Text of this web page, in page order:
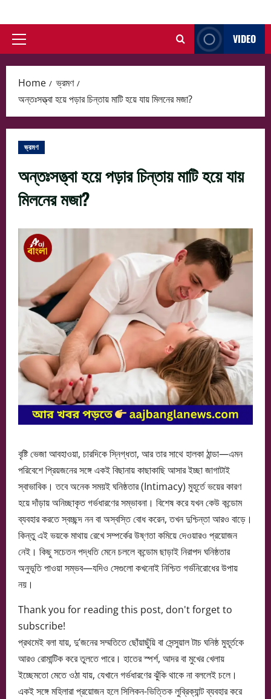
to
contentPrimary
VIDEO
Home
ভ্রমণ
অন্তঃসত্ত্বা হয়ে পড়ার চিন্তায় মাটি হয়ে যায় মিলনের মজা?
ভ্রমণ
অন্তঃসত্ত্বা হয়ে পড়ার চিন্তায় মাটি হয়ে যায়
মিলনের মজা?
বৃষ্টি ভেজা আবহাওয়া, চারদিকে স্নিগ্ধতা, আর তার সাথে হালকা ঠান্ডা—এমন
পরিবেশে প্রিয়জনের সঙ্গে একই বিছানায় কাছাকাছি আসার ইচ্ছা জাগাটাই
স্বাভাবিক। তবে অনেক সময়ই ঘনিষ্ঠতার (Intimacy) মুহূর্তে ভয়ের কারণ
হয়ে দাঁড়ায় অনিচ্ছাকৃত গর্ভধারণের সম্ভাবনা। বিশেষ করে যখন কেউ কন্ডোম
ব্যবহার করতে স্বচ্ছন্দ নন বা অস্বস্তি বোধ করেন, তখন দুশ্চিন্তা আরও বাড়ে।
কিন্তু এই ভয়কে মাথায় রেখে সম্পর্কের উষ্ণতা কমিয়ে দেওয়ারও প্রয়োজন
নেই। কিছু সচেতন পদ্ধতি মেনে চললে কন্ডোম ছাড়াই নিরাপদ ঘনিষ্ঠতার
অনুভূতি পাওয়া সম্ভব—যদিও সেগুলো কখনোই নিশ্চিত গর্ভনিরোধের উপায়
নয়।
Thank you for reading this post, don't forget to
subscribe!
প্রথমেই বলা যায়, দু’জনের সম্মতিতে ছোঁয়াছুঁয়ি বা সেন্সুয়াল টাচ ঘনিষ্ঠ মুহূর্তকে
আরও রোমান্টিক করে তুলতে পারে। হাতের স্পর্শ, আদর বা মুখের খেলায়
ইচ্ছেমতো মেতে ওঠা যায়, যেখানে গর্ভধারণের ঝুঁকি থাকে না বললেই চলে।
একই সঙ্গে মহিলারা প্রয়োজন হলে সিলিকন-ভিত্তিক লুব্রিক্যান্ট ব্যবহার করে